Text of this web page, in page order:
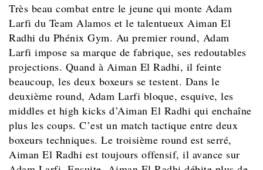
Très beau combat entre le jeune qui monte Adam
Larfi du Team Alamos et le talentueux Aiman El
Radhi du Phénix Gym. Au premier round, Adam
Larfi impose sa marque de fabrique, ses redoutables
projections. Quand à Aiman El Radhi, il feinte
beaucoup, les deux boxeurs se testent. Dans le
deuxième round, Adam Larfi bloque, esquive, les
middles et high kicks d’Aiman El Radhi qui enchaîne
plus les coups. C’est un match tactique entre deux
boxeurs techniques. Le troisième round est serré,
Aiman El Radhi est toujours offensif, il avance sur